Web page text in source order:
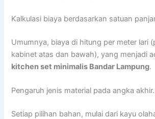
Kalkulasi biaya berdasarkan satuan
Umumnya, biaya di hitung per meter lari
kabinet atas dan bawah), yang menjadi
kitchen set minimalis Bandar Lampung.
Pengaruh jenis material pada angka akhir.
Setiap pilihan bahan, mulai dari kayu